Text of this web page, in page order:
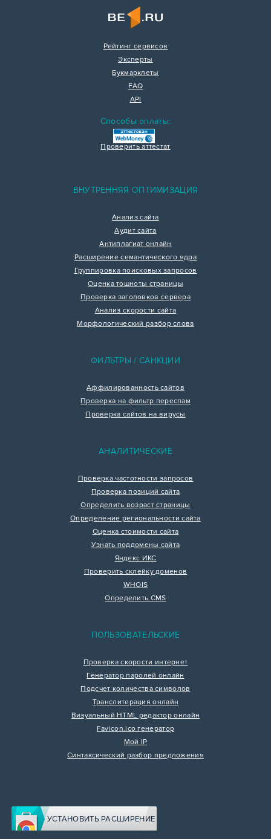
Рейтинг сервисов
Эксперты
Букмарклеты
FAQ
API
Способы оплаты:
Проверить аттестат
ВНУТРЕННЯЯ ОПТИМИЗАЦИЯ
Анализ сайта
Аудит сайта
Антиплагиат онлайн
Расширение семантического ядра
Группировка поисковых запросов
Оценка тошноты страницы
Проверка заголовков сервера
Анализ скорости сайта
Морфологический разбор слова
ФИЛЬТРЫ / САНКЦИИ
Аффилированность сайтов
Проверка на фильтр переспам
Проверка сайтов на вирусы
АНАЛИТИЧЕСКИЕ
Проверка частотности запросов
Проверка позиций сайта
Определить возраст страницы
Определение региональности сайта
Оценка стоимости сайта
Узнать поддомены сайта
Яндекс ИКС
Проверить склейку доменов
WHOIS
Определить CMS
ПОЛЬЗОВАТЕЛЬСКИЕ
Проверка скорости интернет
Генератор паролей онлайн
Подсчет количества символов
Транслитерация онлайн
Визуальный HTML редактор онлайн
Favicon.ico генератор
Мой IP
Синтаксический разбор предложения
УСТАНОВИТЬ РАСШИРЕНИЕ